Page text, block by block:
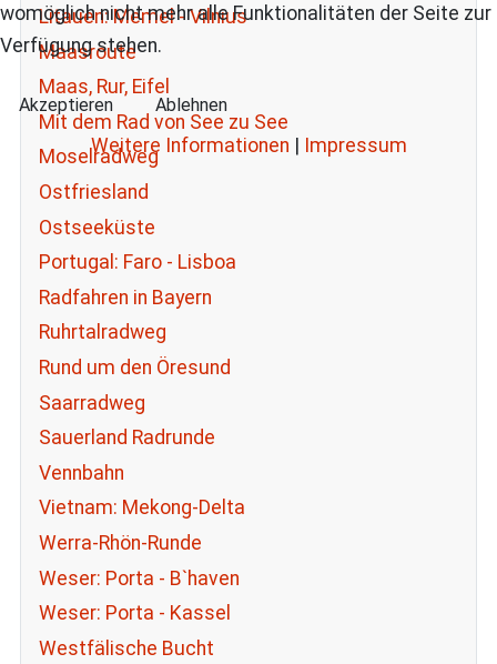
Litauen: Memel - Vilnius
Maasroute
Maas, Rur, Eifel
Mit dem Rad von See zu See
Moselradweg
Ostfriesland
Ostseeküste
Portugal: Faro - Lisboa
Radfahren in Bayern
Ruhrtalradweg
Rund um den Öresund
Saarradweg
Sauerland Radrunde
Vennbahn
Vietnam: Mekong-Delta
Werra-Rhön-Runde
Weser: Porta - B`haven
Weser: Porta - Kassel
Westfälische Bucht
womöglich nicht mehr alle Funktionalitäten der Seite zur
Verfügung stehen.
Akzeptieren Ablehnen
Weitere Informationen Impressum